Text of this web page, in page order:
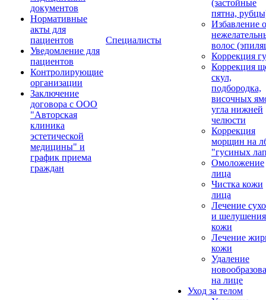
документов
Нормативные
акты для
пациентов
Уведомление для
пациентов
Контролирующие
организации
Заключение
договора с ООО
"Авторская
клиника
эстетической
медицины" и
график приема
граждан
Специалисты
(застойные
пятна,
Избавление
волос
Коррекция
Коррекция
скул,
подбородка,
височных
угла нижней
челюсти
Коррекция
морщин на
"гусиных
Омоложение
лица
Чистка кожи
лица
Лечение
и шелушения
кожи
Лечение
кожи
Удаление
на лице
Уход за телом